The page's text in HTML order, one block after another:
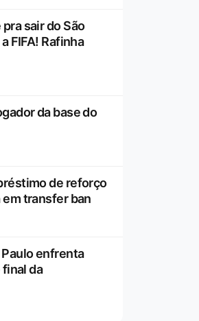
sair do São
FIFA! Rafinha
da base do
de reforço
em transfer ban
Paulo enfrenta
da